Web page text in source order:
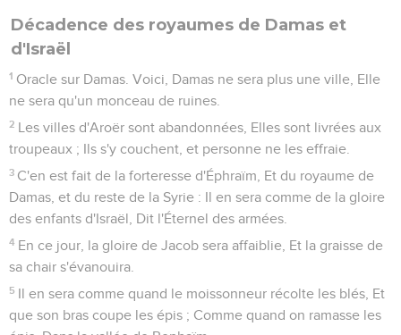
Décadence des royaumes de Damas et
d'Israël
1 Oracle sur Damas. Voici, Damas ne sera plus une ville, Elle
ne sera qu'un monceau de ruines.
2 Les villes d'Aroër sont abandonnées, Elles sont livrées aux
troupeaux ; Ils s'y couchent, et personne ne les effraie.
3 C'en est fait de la forteresse d'Éphraïm, Et du royaume de
Damas, et du reste de la Syrie : Il en sera comme de la gloire
des enfants d'Israël, Dit l'Éternel des armées.
4 En ce jour, la gloire de Jacob sera affaiblie, Et la graisse de
sa chair s'évanouira.
5 Il en sera comme quand le moissonneur récolte les blés, Et
que son bras coupe les épis ; Comme quand on ramasse les